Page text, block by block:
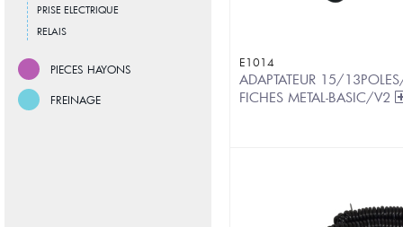
PRISE ELECTRIQUE
RELAIS
PIECES HAYONS
FREINAGE
E1014
ADAPTATEUR 15/
FICHES METAL-BASIC/V2